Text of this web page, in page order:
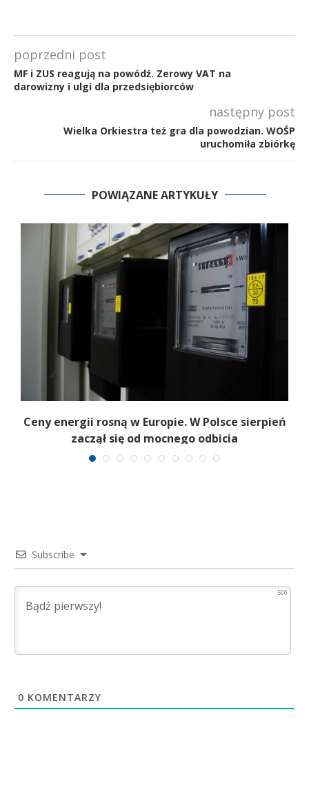
poprzedni post
MF i ZUS reagują na powódź. Zerowy VAT na
darowizny i ulgi dla przedsiębiorców
następny post
Wielka Orkiestra też gra dla powodzian. WOŚP
uruchomiła zbiórkę
POWIĄZANE ARTYKUŁY
Ceny energii rosną w Europie. W Polsce sierpień
zaczął się od mocnego odbicia
Subscribe
500
0 KOMENTARZY